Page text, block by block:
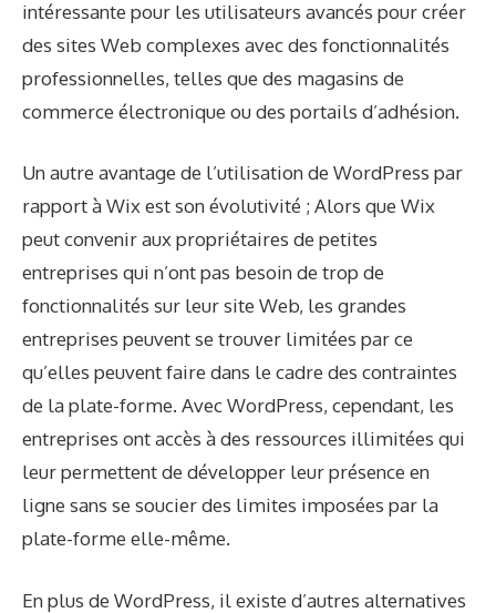
intéressante pour les utilisateurs avancés pour créer
des sites Web complexes avec des fonctionnalités
professionnelles, telles que des magasins de
commerce électronique ou des portails d’adhésion.
Un autre avantage de l’utilisation de WordPress par
rapport à Wix est son évolutivité ; Alors que Wix
peut convenir aux propriétaires de petites
entreprises qui n’ont pas besoin de trop de
fonctionnalités sur leur site Web, les grandes
entreprises peuvent se trouver limitées par ce
qu’elles peuvent faire dans le cadre des contraintes
de la plate-forme. Avec WordPress, cependant, les
entreprises ont accès à des ressources illimitées qui
leur permettent de développer leur présence en
ligne sans se soucier des limites imposées par la
plate-forme elle-même.
En plus de WordPress, il existe d’autres alternatives